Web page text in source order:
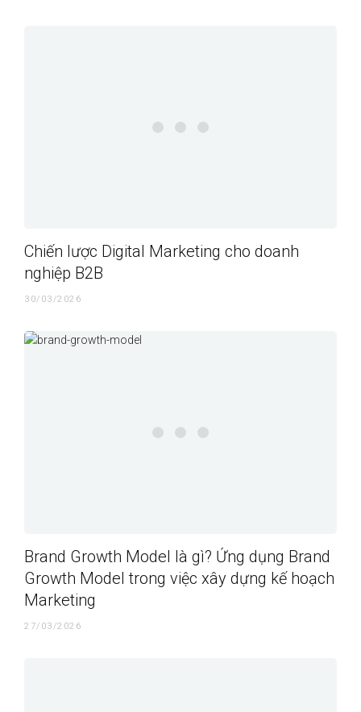
Chiến lược Digital Marketing cho doanh
nghiệp B2B
30/03/2026
Brand Growth Model là gì? Ứng dụng Brand
Growth Model trong việc xây dựng kế hoạch
Marketing
27/03/2026